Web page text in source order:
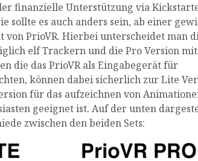
finanzielle Unterstützung via
sollte es auch anders sein, ab einer
von PrioVR. Hierbei unterscheidet man
elf Trackern und die Pro Version mit
die das PrioVR als Eingabegerät für
können dabei sicherlich zur Lite
für das aufzeichnen von
geeignet ist. Auf der unten
zwischen den beiden Sets: